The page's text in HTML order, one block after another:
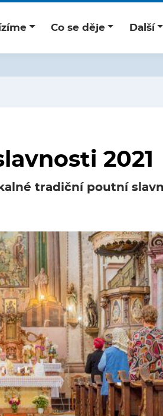
Co se děje Další
2021
tradiční poutní